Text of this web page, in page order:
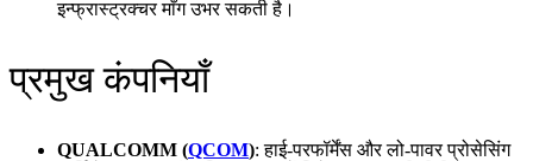
इन्फ्रास्ट्रक्चर माँग उभर सकती है।
प्रमुख कंपनियाँ
QUALCOMM (QCOM): हाई‑परफॉर्मेंस और लो‑पावर प्रोसेसिंग